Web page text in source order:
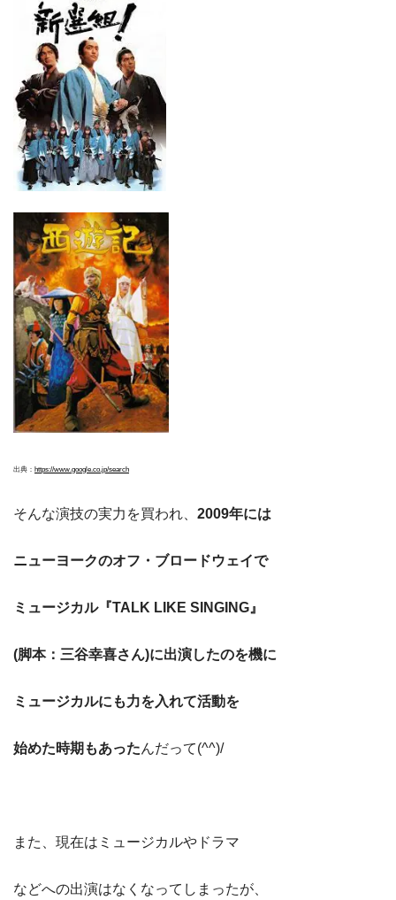
出典： https://www.google.co.jp/search
そんな演技の実力を買われ、 2009年には
ニューヨークのオフ・ブロードウェイで
ミュージカル『TALK LIKE SINGING』
(脚本：三谷幸喜さん)に出演したのを機に
ミュージカルにも力を入れて活動を
始めた時期もあったんだって(^^)/
また、現在はミュージカルやドラマ
などへの出演はなくなってしまったが、